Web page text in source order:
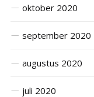
oktober 2020
september 2020
augustus 2020
juli 2020